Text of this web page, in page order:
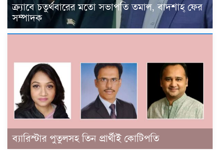
ক্র্যাবে চতুর্থবারের মতো সভাপতি তমাল, বাদশাহ্ ফের
সম্পাদক
ব্যারিস্টার পুতুলসহ তিন প্রার্থীই কোটিপতি